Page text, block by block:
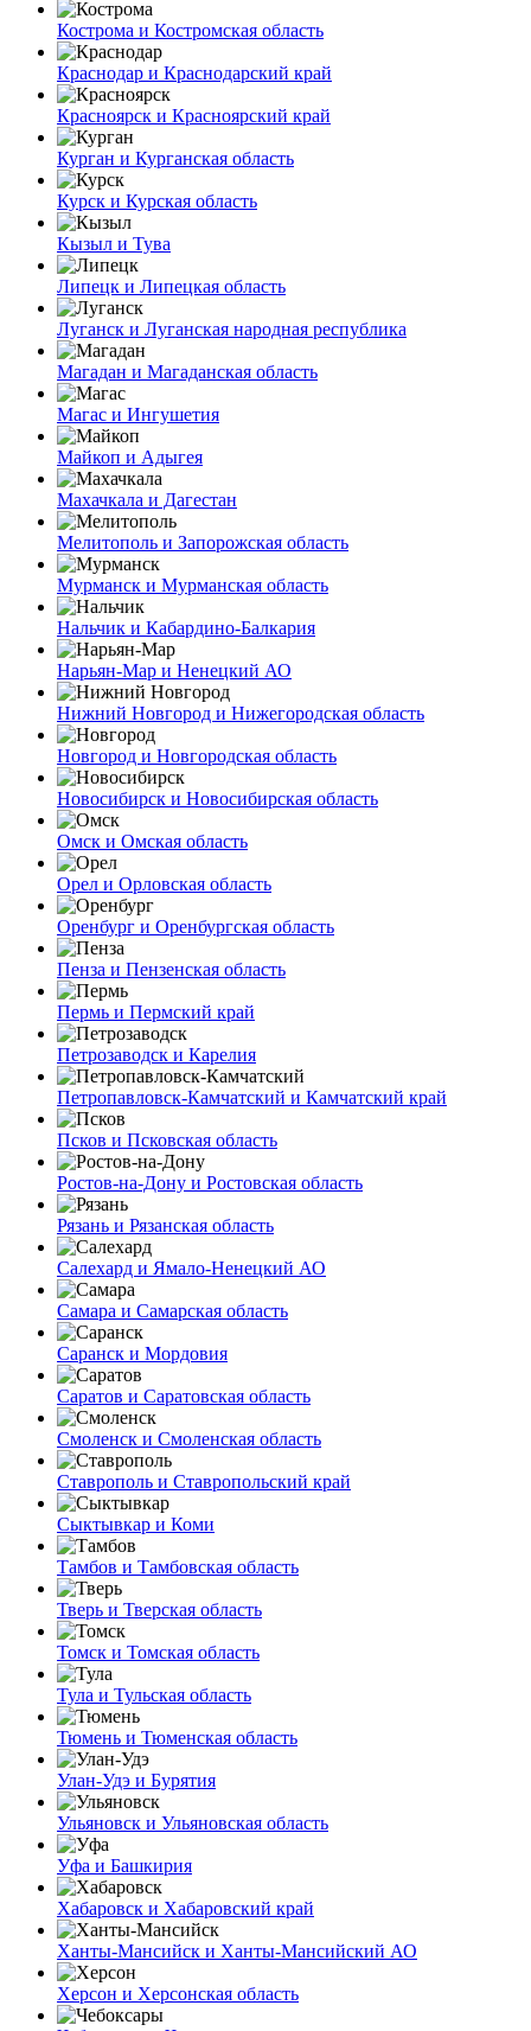
Кострома и Костромская область
Краснодар и Краснодарский край
Красноярск и Красноярский край
Курган и Курганская область
Курск и Курская область
Кызыл и Тува
Липецк и Липецкая область
Луганск и Луганская народная республика
Магадан и Магаданская область
Магас и Ингушетия
Майкоп и Адыгея
Махачкала и Дагестан
Мелитополь и Запорожская область
Мурманск и Мурманская область
Нальчик и Кабардино-Балкария
Нарьян-Мар и Ненецкий АО
Нижний Новгород и Нижегородская область
Новгород и Новгородская область
Новосибирск и Новосибирская область
Омск и Омская область
Орел и Орловская область
Оренбург и Оренбургская область
Пенза и Пензенская область
Пермь и Пермский край
Петрозаводск и Карелия
Петропавловск-Камчатский и Камчатский край
Псков и Псковская область
Ростов-на-Дону и Ростовская область
Рязань и Рязанская область
Салехард и Ямало-Ненецкий АО
Самара и Самарская область
Саранск и Мордовия
Саратов и Саратовская область
Смоленск и Смоленская область
Ставрополь и Ставропольский край
Сыктывкар и Коми
Тамбов и Тамбовская область
Тверь и Тверская область
Томск и Томская область
Тула и Тульская область
Тюмень и Тюменская область
Улан-Удэ и Бурятия
Ульяновск и Ульяновская область
Уфа и Башкирия
Хабаровск и Хабаровский край
Ханты-Мансийск и Ханты-Мансийский АО
Херсон и Херсонская область